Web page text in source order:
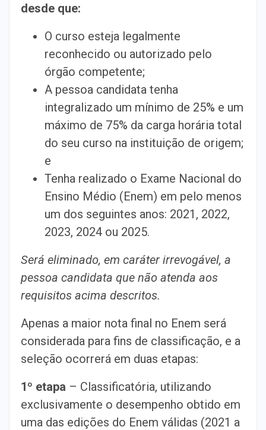
desde que:
O curso esteja legalmente
reconhecido ou autorizado pelo
órgão competente;
A pessoa candidata tenha
integralizado um mínimo de 25% e um
máximo de 75% da carga horária total
do seu curso na instituição de origem;
e
Tenha realizado o Exame Nacional do
Ensino Médio (Enem) em pelo menos
um dos seguintes anos: 2021, 2022,
2023, 2024 ou 2025.
Será eliminado, em caráter irrevogável, a
pessoa candidata que não atenda aos
requisitos acima descritos.
Apenas a maior nota final no Enem será
considerada para fins de classificação, e a
seleção ocorrerá em duas etapas:
1º etapa – Classificatória, utilizando
exclusivamente o desempenho obtido em
uma das edições do Enem válidas (2021 a